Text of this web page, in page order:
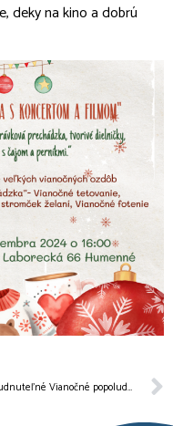
deky na kino a dobrú
Nezabudnuteľné Vianočné popoludnie